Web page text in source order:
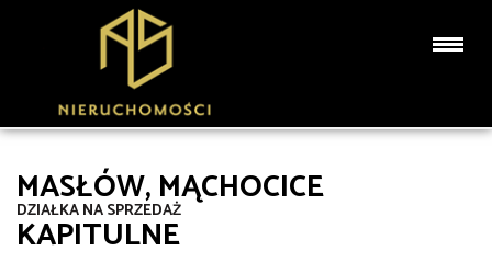
MASŁÓW, MĄCHOCICE
KAPITULNE
DZIAŁKA NA SPRZEDAŻ